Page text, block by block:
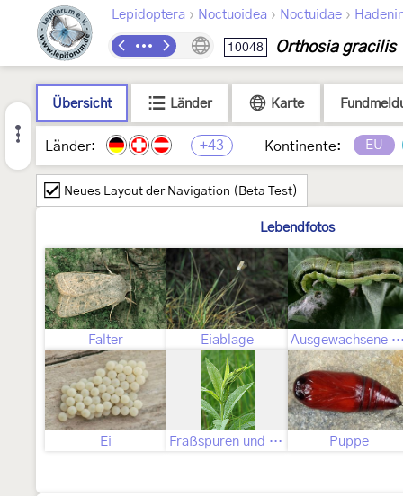
Lepidoptera › Noctuoidea › Noctuidae ›
10048 Orthosia gracilis
Übersicht Länder Karte
Länder: +43 Kontinente: EU
Neues Layout der Navigation (Beta Test)
Lebendfotos
Falter Eiablage Ausgewachsene
Ei Fraßspuren und Befallsbild Puppe